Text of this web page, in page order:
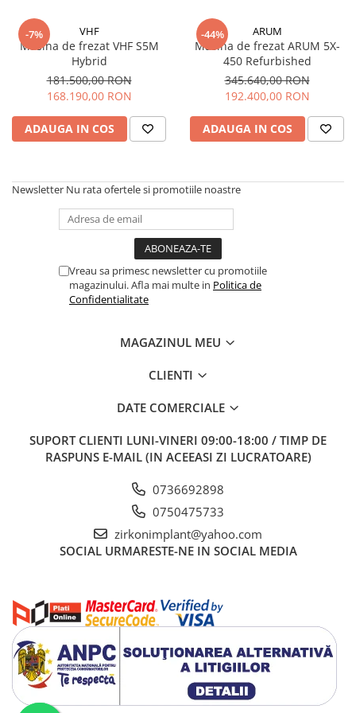
Disc Nano Compozit
Disc PMMA Eldy Plus
hs-opaque
Sablatoare
Soclatoare
-7% VHF
Masina de frezat VHF S5M
Hybrid
181.500,00 RON
168.190,00 RON
ADAUGA IN COS
-44% ARUM
Masina de frezat ARUM 5X-
450 Refurbished
345.640,00 RON
192.400,00 RON
ADAUGA IN COS
Newsletter Nu rata ofertele si promotiile noastre
Vreau sa primesc newsletter cu promotiile
magazinului. Afla mai multe in Politica de
Confidentialitate
MAGAZINUL MEU
CLIENTI
DATE COMERCIALE
SUPORT CLIENTI LUNI-VINERI 09:00-18:00 / TIMP DE
RASPUNS E-MAIL (IN ACEEASI ZI LUCRATOARE)
0736692898
0750475733
zirkonimplant@yahoo.com
SOCIAL URMARESTE-NE IN SOCIAL MEDIA